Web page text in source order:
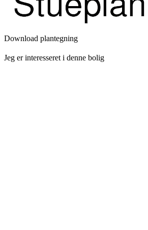
Download plantegning
Jeg er interesseret i denne bolig